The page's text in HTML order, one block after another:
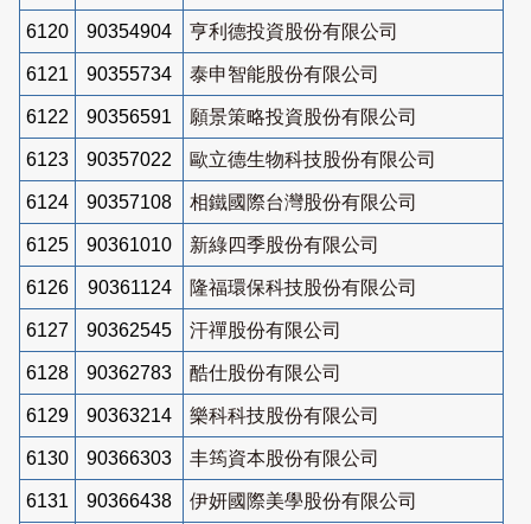
6120 90354904 亨利德投資股份有限公司
6121 90355734 泰申智能股份有限公司
6122 90356591 願景策略投資股份有限公司
6123 90357022 歐立德生物科技股份有限公司
6124 90357108 相鐵國際台灣股份有限公司
6125 90361010 新綠四季股份有限公司
6126 90361124 隆福環保科技股份有限公司
6127 90362545 汗禪股份有限公司
6128 90362783 酷仕股份有限公司
6129 90363214 樂科科技股份有限公司
6130 90366303 丰筠資本股份有限公司
6131 90366438 伊妍國際美學股份有限公司